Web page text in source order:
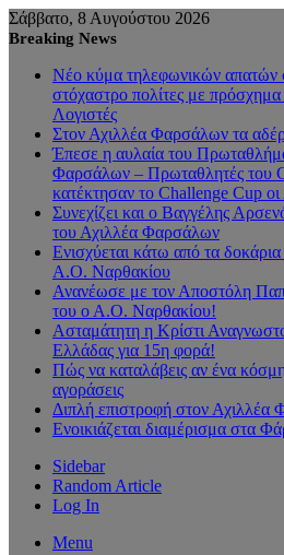
Σάββατο, 8 Αυγούστου 2026
Breaking News
Νέο κύμα τηλεφωνικών
στόχαστρο πολίτες με πρόσχημα
Λογιστές
Στον Αχιλλέα Φαρσάλων τα
Έπεσε η αυλαία του
Φαρσάλων – Πρωταθλητές του
κατέκτησαν το Challenge Cup
Συνεχίζει και ο Βαγγέλης
του Αχιλλέα Φαρσάλων
Ενισχύεται κάτω από τα
Α.Ο. Ναρθακίου
Ανανέωσε με τον Αποστόλη
του ο Α.Ο. Ναρθακίου!
Ασταμάτητη η Κρίστι
Ελλάδας για 15η φορά!
Πώς να καταλάβεις αν ένα
αγοράσεις
Διπλή επιστροφή στον Αχιλλέα
Ενοικιάζεται διαμέρισμα στα
Sidebar
Random Article
Log In
Menu